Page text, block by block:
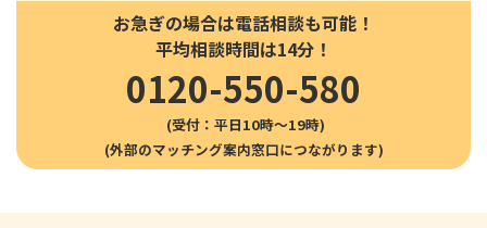
お急ぎの場合は電話相談も可能！
平均相談時間は14分！
0120-550-580
(受付：平日10時〜19時)